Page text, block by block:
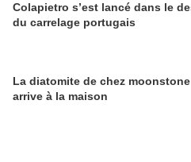
Colapietro s’est lancé dans le design
du carrelage portugais
La diatomite de chez moonstone
arrive à la maison